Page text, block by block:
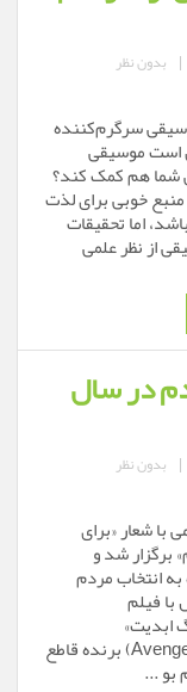
| بدون نظر
سرگرم‌کننده
است موسیقی
شما هم کمک کند؟
خوبی برای لذت
اما تحقیقات
از نظر علمی
در سال
| بدون نظر
با شعار «برای
برگزار شد و
انتخاب مردم
با فیلم
ابدیت»
(Avengers: Infinity War) برنده قاطع
بو ...